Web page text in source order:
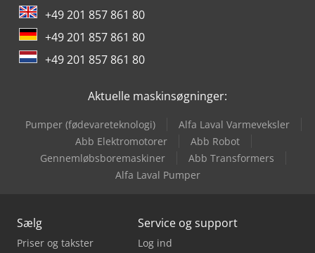
+49 201 857 861 80
+49 201 857 861 80
+49 201 857 861 80
Aktuelle maskinsøgninger:
Pumper (fødevareteknologi)
Alfa Laval Varmeveksler
Abb Elektromotorer
Abb Robot
Gennemløbsboremaskiner
Abb Transformers
Alfa Laval Pumper
Sælg
Priser og takster
Service og support
Log ind